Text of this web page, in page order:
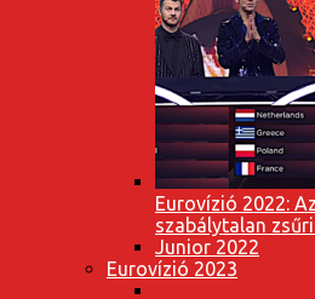
Eurovízió 2022:
szabálytalan
Junior 2022
Eurovízió 2023